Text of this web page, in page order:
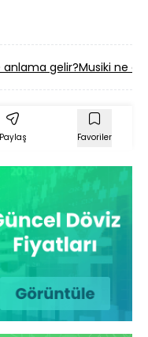
gelir?Musiki ne
Paylaş Favoriler